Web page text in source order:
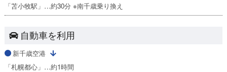
「苫小牧駅」…約30分 ※南千歳乗り換え
自動車を利用
新千歳空港
「札幌都心」…約1時間